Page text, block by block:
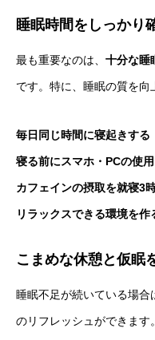
睡眠時間をしっかり
最も重要なのは、 十分な睡
です。特に、睡眠の質を向
毎日同じ時間に寝起きする
寝る前にスマホ・PCの使
カフェインの摂取を就寝3
リラックスできる環境を作
こまめな休憩と仮眠
睡眠不足が続いている場合
のリフレッシュができます